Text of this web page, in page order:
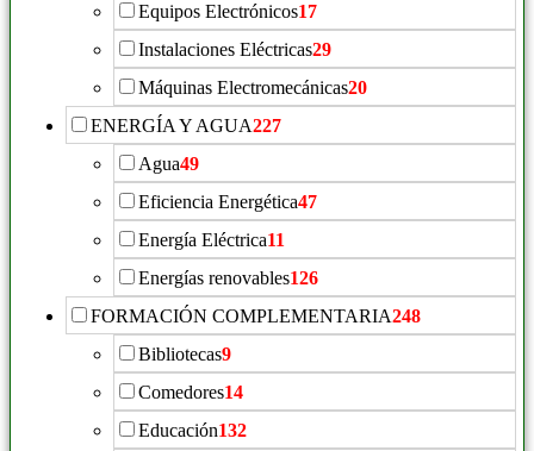
Equipos Electrónicos17
Instalaciones Eléctricas29
Máquinas Electromecánicas20
ENERGÍA Y AGUA227
Agua49
Eficiencia Energética47
Energía Eléctrica11
Energías renovables126
FORMACIÓN COMPLEMENTARIA248
Bibliotecas9
Comedores14
Educación132